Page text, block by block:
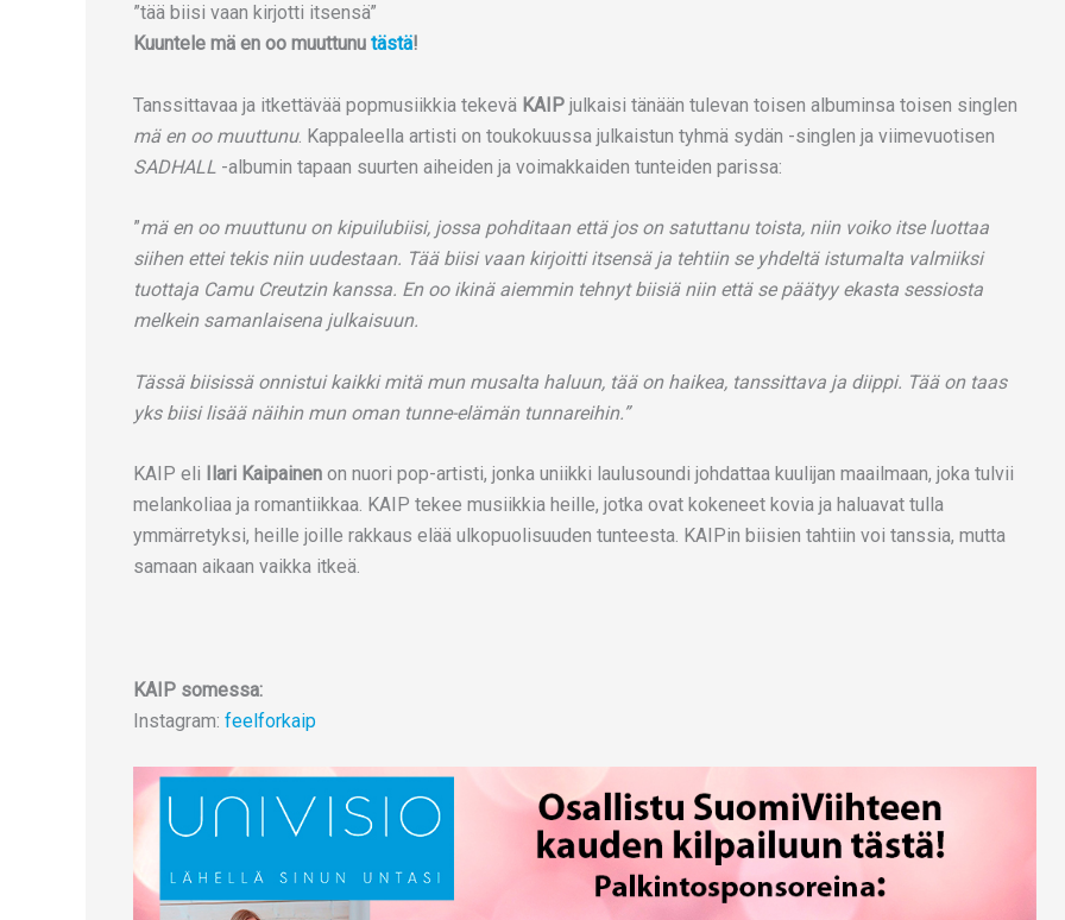
”tää biisi vaan kirjotti itsensä”
Kuuntele mä en oo muuttunu tästä!
Tanssittavaa ja itkettävää popmusiikkia tekevä KAIP julkaisi tänään tulevan toisen albuminsa toisen singlen
mä en oo muuttunu. Kappaleella artisti on toukokuussa julkaistun tyhmä sydän -singlen ja viimevuotisen
SADHALL -albumin tapaan suurten aiheiden ja voimakkaiden tunteiden parissa:
”mä en oo muuttunu on kipuilubiisi, jossa pohditaan että jos on satuttanu toista, niin voiko itse luottaa
siihen ettei tekis niin uudestaan. Tää biisi vaan kirjoitti itsensä ja tehtiin se yhdeltä istumalta valmiiksi
tuottaja Camu Creutzin kanssa. En oo ikinä aiemmin tehnyt biisiä niin että se päätyy ekasta sessiosta
melkein samanlaisena julkaisuun.
Tässä biisissä onnistui kaikki mitä mun musalta haluun, tää on haikea, tanssittava ja diippi. Tää on taas
yks biisi lisää näihin mun oman tunne-elämän tunnareihin.”
KAIP eli Ilari Kaipainen on nuori pop-artisti, jonka uniikki laulusoundi johdattaa kuulijan maailmaan, joka tulvii
melankoliaa ja romantiikkaa. KAIP tekee musiikkia heille, jotka ovat kokeneet kovia ja haluavat tulla
ymmärretyksi, heille joille rakkaus elää ulkopuolisuuden tunteesta. KAIPin biisien tahtiin voi tanssia, mutta
samaan aikaan vaikka itkeä.
KAIP somessa:
Instagram: feelforkaip